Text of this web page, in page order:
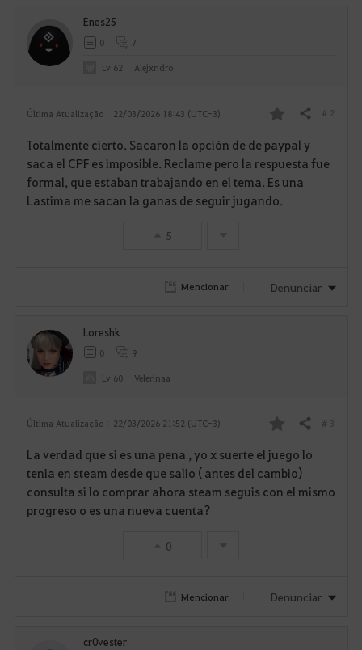
Última Atualização : 22/03/2026 18:43 (UTC-3)
a
v
i
Compartilhar # 2
Totalmente cierto. Sacaron la opción de de paypal y
saca el CPF es imposible. Reclame pero la respuesta fue
formal, que estaban trabajando en el tema. Es una
Lastima me sacan la ganas de seguir jugando.
5
Enes25
0 7
Lv 62 Alejxndro
Mencionar Denunciar
Última Atualização : 22/03/2026 21:52 (UTC-3)
a
v
i
Compartilhar # 3
La verdad que si es una pena , yo x suerte el juego lo
tenia en steam desde que salio ( antes del cambio)
consulta si lo comprar ahora steam seguis con el mismo
progreso o es una nueva cuenta?
0
Loreshk
0 9
Lv 60 Velerinaa
Mencionar Denunciar
cr0vester